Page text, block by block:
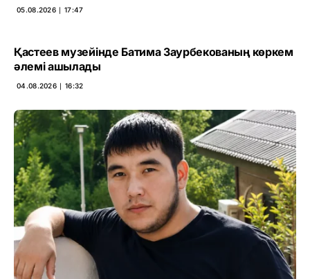
05.08.2026 ∣ 17:47
Қастеев музейінде Батима Заурбекованың көркем
әлемі ашылады
04.08.2026 ∣ 16:32